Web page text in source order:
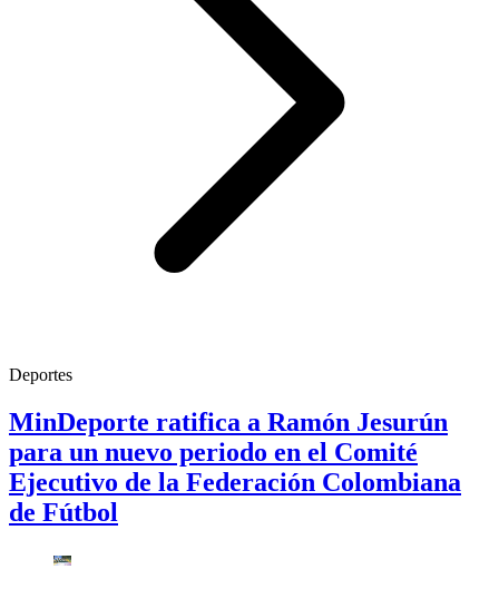
Deportes
MinDeporte ratifica a Ramón Jesurún
para un nuevo periodo en el Comité
Ejecutivo de la Federación Colombiana
de Fútbol